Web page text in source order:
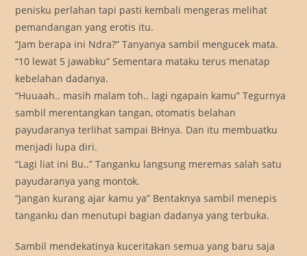
penisku perlahan tapi pasti kembali mengeras melihat
pemandangan yang erotis itu.
“Jam berapa ini Ndra?” Tanyanya sambil mengucek mata.
“10 lewat 5 jawabku” Sementara mataku terus menatap
kebelahan dadanya.
“Huuaah.. masih malam toh.. lagi ngapain kamu” Tegurnya
sambil merentangkan tangan, otomatis belahan
payudaranya terlihat sampai BHnya. Dan itu membuatku
menjadi lupa diri.
“Lagi liat ini Bu..” Tanganku langsung meremas salah satu
payudaranya yang montok.
“Jangan kurang ajar kamu ya” Bentaknya sambil menepis
tanganku dan menutupi bagian dadanya yang terbuka.
Sambil mendekatinya kuceritakan semua yang baru saja